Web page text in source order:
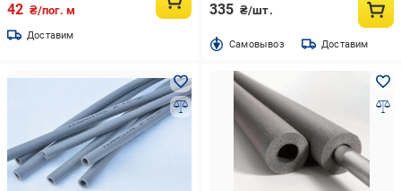
42 ₴/пог. м
Доставим
335 ₴/шт.
Cамовывоз Доставим